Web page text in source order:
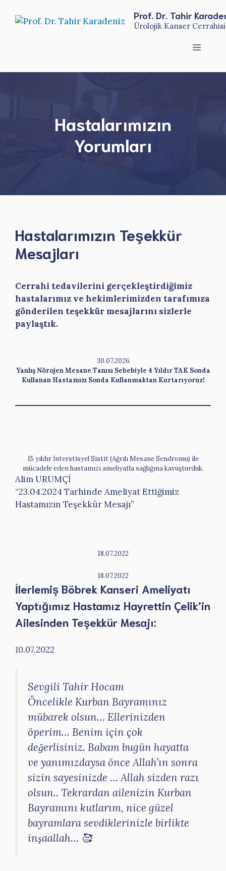
Prof. Dr. Tahir
Ürolojik Kanser Cerrahisi
Menü
Hastalarımızın
Yorumları
Hastalarımızın Teşekkür
Mesajları
Cerrahi tedavilerini gerçekleştirdiğimiz
hastalarımız ve hekimlerimizden tarafımıza
gönderilen teşekkür mesajlarını sizlerle
paylaştık.
30.07.2026
Yanlış Nörojen Mesane Tanısı Sebebiyle 4 Yıldır TAK Sonda
Kullanan Hastamızı Sonda Kullanmaktan Kurtarıyoruz!
15 yıldır İnterstisyel Sistit (Ağrılı Mesane Sendromu) ile
mücadele eden hastamızı ameliyatla sağlığına kavuşturduk.
Alim URUMÇİ
“23.04.2024 Tarhinde Ameliyat Ettiğimiz
Hastamızın Teşekkür Mesajı”
18.07.2022
18.07.2022
İlerlemiş Böbrek Kanseri Ameliyatı
Yaptığımız Hastamız Hayrettin Çelik’in
Ailesinden Teşekkür Mesajı:
10.07.2022
Sevgili Tahir Hocam
Öncelikle Kurban Bayramınız
mübarek olsun… Ellerinizden
öperim… Benim için çok
değerlisiniz. Babam bugün hayatta
ve yanımızdaysa önce Allah’ın sonra
sizin sayesinizde … Allah sizden razı
olsun.. Tekrardan ailenizin Kurban
Bayramını kutlarım, nice güzel
bayramlara sevdiklerinizle birlikte
inşaallah… 🥰